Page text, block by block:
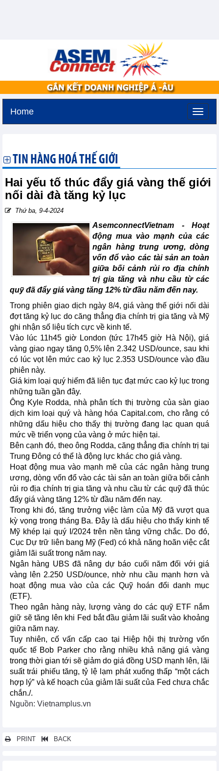
Home
TIN HÀNG HOÁ THẾ GIỚI
Hai yếu tố thúc đẩy giá vàng thế giới
nối dài đà tăng kỷ lục
Thứ ba, 9-4-2024
AsemconnectVietnam - Hoạt
động mua vào mạnh của các
ngân hàng trung ương, dòng
vốn đổ vào các tài sản an toàn
giữa bối cảnh rủi ro địa chính
trị gia tăng và nhu cầu từ các
quỹ đã đẩy giá vàng tăng 12% từ đầu năm đến nay.
Trong phiên giao dịch ngày 8/4, giá vàng thế giới nối dài
đợt tăng kỷ lục do căng thẳng địa chính trị gia tăng và Mỹ
ghi nhận số liệu tích cực về kinh tế.
Vào lúc 11h45 giờ London (tức 17h45 giờ Hà Nội), giá
vàng giao ngay tăng 0,5% lên 2.342 USD/ounce, sau khi
có lúc vọt lên mức cao kỷ lục 2.353 USD/ounce vào đầu
phiên này.
Giá kim loại quý hiếm đã liên tục đạt mức cao kỷ lục trong
những tuần gần đây.
Ông Kyle Rodda, nhà phân tích thị trường của sàn giao
dịch kim loại quý và hàng hóa Capital.com, cho rằng có
những dấu hiệu cho thấy thị trường đang lạc quan quá
mức về triển vọng của vàng ở mức hiện tại.
Bên cạnh đó, theo ông Rodda, căng thẳng địa chính trị tại
Trung Đông có thể là động lực khác cho giá vàng.
Hoạt động mua vào mạnh mẽ của các ngân hàng trung
ương, dòng vốn đổ vào các tài sản an toàn giữa bối cảnh
rủi ro địa chính trị gia tăng và nhu cầu từ các quỹ đã thúc
đẩy giá vàng tăng 12% từ đầu năm đến nay.
Trong khi đó, tăng trưởng việc làm của Mỹ đã vượt qua
kỳ vọng trong tháng Ba. Đây là dấu hiệu cho thấy kinh tế
Mỹ khép lại quý I/2024 trên nền tảng vững chắc. Do đó,
Cục Dự trữ liên bang Mỹ (Fed) có khả năng hoãn việc cắt
giảm lãi suất trong năm nay.
Ngân hàng UBS đã nâng dự báo cuối năm đối với giá
vàng lên 2.250 USD/ounce, nhờ nhu cầu mạnh hơn và
hoạt động mua vào của các Quỹ hoán đổi danh mục
(ETF).
Theo ngân hàng này, lượng vàng do các quỹ ETF nắm
giữ sẽ tăng lên khi Fed bắt đầu giảm lãi suất vào khoảng
giữa năm nay.
Tuy nhiên, cố vấn cấp cao tại Hiệp hội thị trường vốn
quốc tế Bob Parker cho rằng nhiều khả năng giá vàng
trong thời gian tới sẽ giảm do giá đồng USD mạnh lên, lãi
suất trái phiếu tăng, tỷ lệ lạm phát xuống thấp “một cách
hợp lý” và kế hoạch của giảm lãi suất của Fed chưa chắc
chắn./.
Nguồn: Vietnamplus.vn
PRINT BACK